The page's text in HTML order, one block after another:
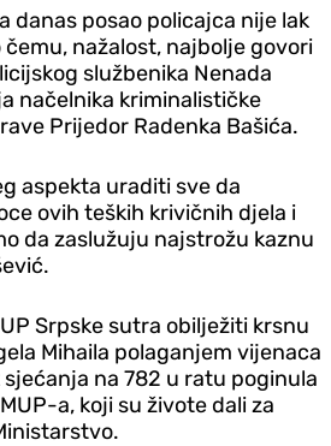
danas posao policajca nije lak
nažalost, najbolje govori
službenika Nenada
načelnika kriminalističke
Prijedor Radenka Bašića.
aspekta uraditi sve da
ovih teških krivičnih djela i
da zaslužuju najstrožu kaznu
Srpske sutra obilježiti krsnu
Mihaila polaganjem vijenaca
na 782 u ratu poginula
a, koji su živote dali za